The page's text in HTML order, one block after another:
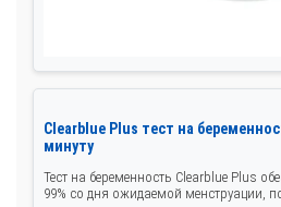
Clearblue Plus тест на
минуту
Тест на беременность Clearblue Plus
99% со дня ожидаемой менструации,